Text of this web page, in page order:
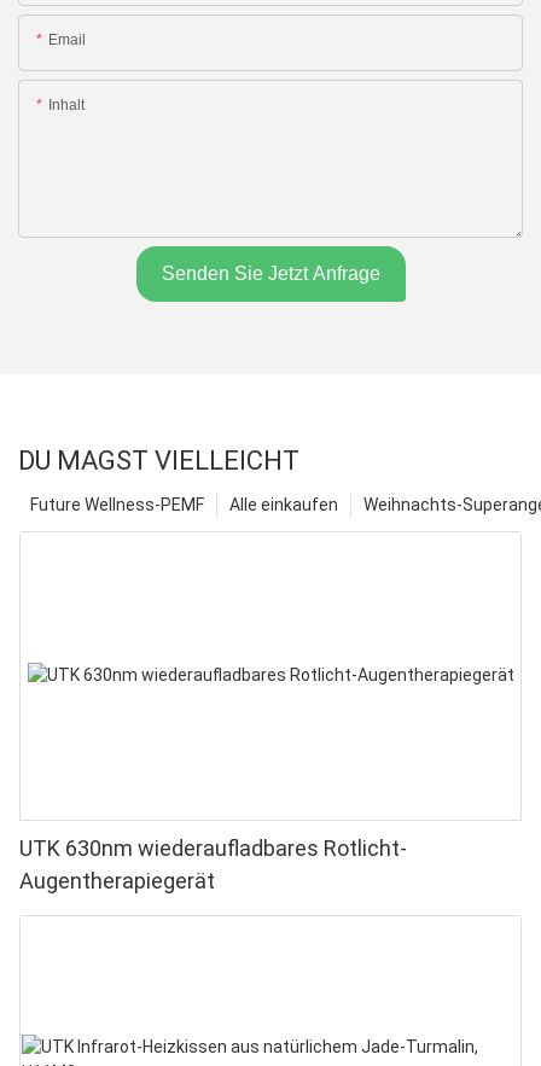
Email
Inhalt
Senden Sie Jetzt Anfrage
DU MAGST VIELLEICHT
Weihnachts-
Alle einkaufen
Future Wellness-PEMF
UTK 630nm wiederaufladbares Rotlicht-
Augentherapiegerät